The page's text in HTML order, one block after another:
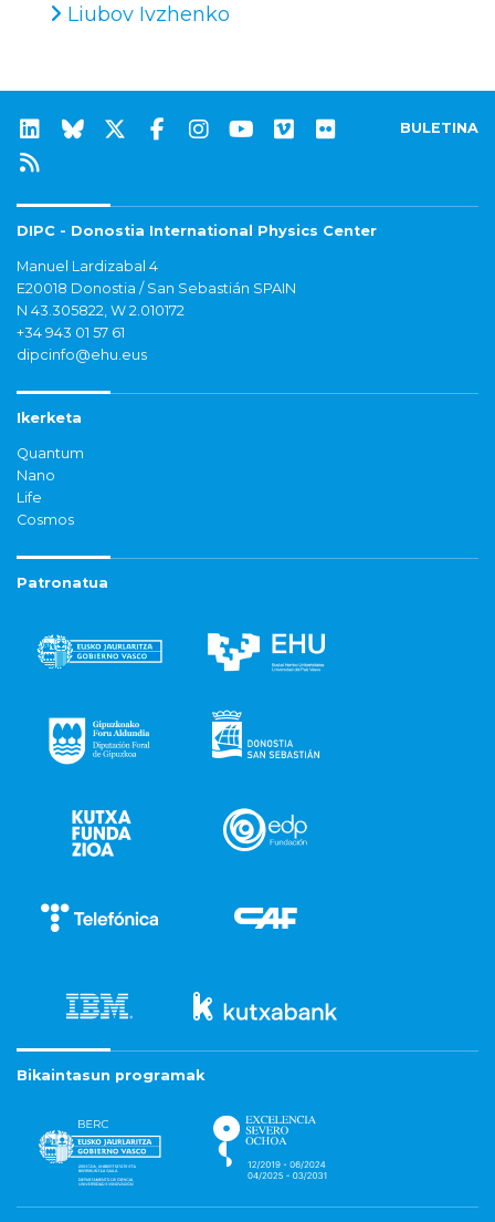
Liubov Ivzhenko
BULETINA
DIPC - Donostia International Physics Center
Manuel Lardizabal 4
E20018 Donostia / San Sebastián SPAIN
N 43.305822, W 2.010172
+34 943 01 57 61
dipcinfo@ehu.eus
Ikerketa
Quantum
Nano
Life
Cosmos
Patronatua
Bikaintasun programak